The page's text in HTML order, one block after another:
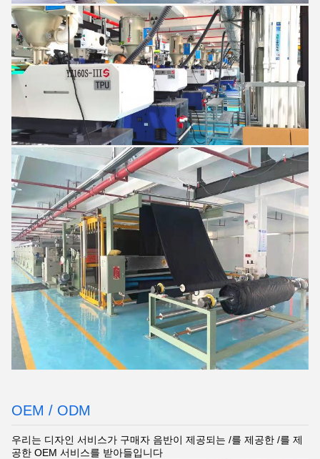
OEM / ODM
우리는 디자인 서비스가 구매자 음반이 제공되는 /를 제공한 /를 제
공한 OEM 서비스를 받아들입니다